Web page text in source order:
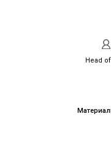
Head